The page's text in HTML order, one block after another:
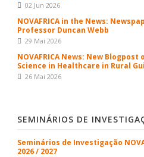
02 Jun 2026
NOVAFRICA in the News:
Professor Duncan Webb
29 Mai 2026
NOVAFRICA News: New
Science in Healthcare in Rural
26 Mai 2026
SEMINÁRIOS DE
Seminários de Investigação
2026 / 2027